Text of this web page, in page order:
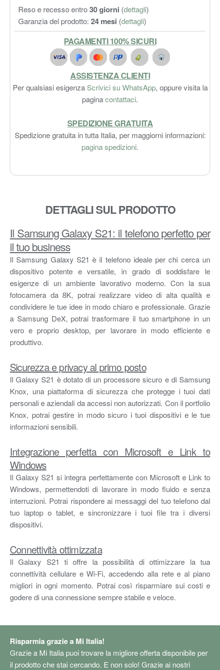
Reso e recesso entro30 giorni (dettagli)
Garanzia del prodotto: 24 mesi (dettagli)
PAGAMENTI 100% SICURI
ASSISTENZA CLIENTI
Per qualsiasi esigenzaScrivici su WhatsApp, oppure visita la
paginacontattaci.
SPEDIZIONE GRATUITA
Spedizione gratuita in tutta Italia, per maggiorni informazioni:
pagina spedizioni.
DETTAGLI SUL PRODOTTO
Il Samsung Galaxy S21: il telefono perfetto per
il tuo business
Il Samsung Galaxy S21 è il telefono ideale per chi cerca un
dispositivo potente e versatile, in grado di soddisfare le
esigenze di un ambiente lavorativo moderno. Con la sua
fotocamera da 8K, potrai realizzare video di alta qualità e
condividere le tue idee in modo chiaro e professionale. Grazie
a Samsung DeX, potrai trasformare il tuo smartphone in un
vero e proprio desktop, per lavorare in modo efficiente e
produttivo.
Sicurezza e privacy al primo posto
Il Galaxy S21 è dotato di un processore sicuro e di Samsung
Knox, una piattaforma di sicurezza che protegge i tuoi dati
personali e aziendali da accessi non autorizzati. Con il portfolio
Knox, potrai gestire in modo sicuro i tuoi dispositivi e le tue
informazioni sensibili.
Integrazione perfetta con Microsoft e Link to
Windows
Il Galaxy S21 si integra perfettamente con Microsoft e Link to
Windows, permettendoti di lavorare in modo fluido e senza
interruzioni. Potrai rispondere ai messaggi del tuo telefono dal
tuo laptop o tablet, e sincronizzare i tuoi file tra i diversi
dispositivi.
Connettività ottimizzata
Il Galaxy S21 ti offre la possibilità di ottimizzare la tua
connettività cellulare e Wi-Fi, accedendo alla rete e al piano
migliori in ogni momento. Potrai così risparmiare sui costi e
godere di una connessione sempre stabile e veloce.
Risparmia grazie a Mi Italia!
Grazie a Mi Italia puoi trovare la migliore offerta disponibile per
il prodotto che stai cercando. E non solo! Grazie ai nostri